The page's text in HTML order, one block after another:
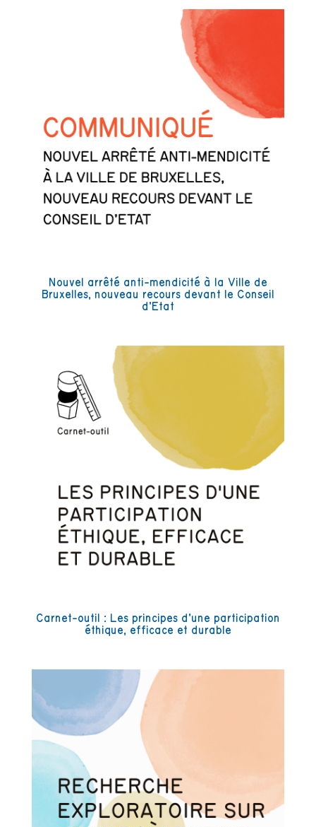
Nouvel arrêté anti-mendicité à la Ville de
Bruxelles, nouveau recours devant le Conseil
d’Etat
Carnet-outil : Les principes d’une participation
éthique, efficace et durable